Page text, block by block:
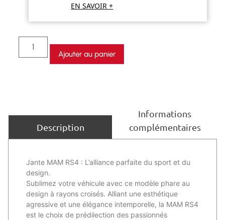
EN SAVOIR +
Ajouter au panier
Description
Informations
complémentaires
Jante MAM RS4 : L’alliance parfaite du sport et du
design.
Sublimez votre véhicule avec ce modèle phare au
design à rayons croisés. Alliant une esthétique
agressive et une élégance intemporelle, la MAM RS4
est le choix de prédilection des passionnés